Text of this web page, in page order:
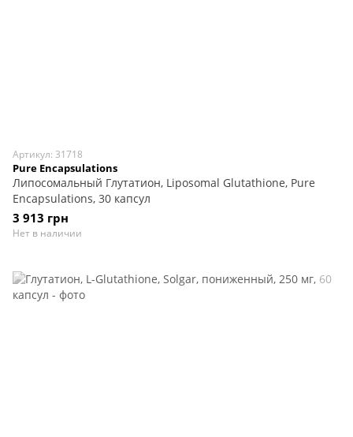
Артикул: 31718
Pure Encapsulations
Липосомальный Глутатион, Liposomal Glutathione, Pure
Encapsulations, 30 капсул
3 913 грн
Нет в наличии